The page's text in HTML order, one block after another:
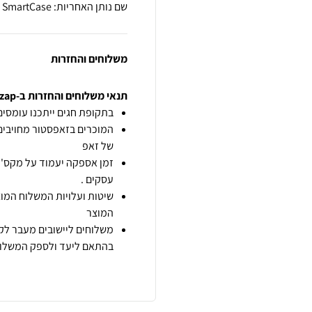
שם נותן האחריות: SmartCase
משלוחים והחזרות
תנאי משלוחים והחזרות ב-zap
בתקופת חגים ייתכנו
המוכרים בזאפסטור
של זאפ
זמן אספקה יעמוד על מקס' 7 ימי עסקים מיום
עסקים .
שיטות ועלויות המשלוח
המוצר
משלוחים ליישובים מעבר
בהתאם ליעד ולספק